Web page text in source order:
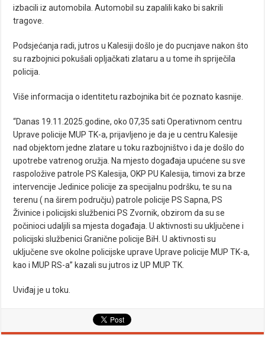
izbacili iz automobila. Automobil su zapalili kako bi sakrili
tragove.
Podsjećanja radi, jutros u Kalesiji došlo je do pucnjave nakon što
su razbojnici pokušali opljačkati zlataru a u tome ih spriječila
policija.
Više informacija o identitetu razbojnika bit će poznato kasnije.
“Danas 19.11.2025.godine, oko 07,35 sati Operativnom centru
Uprave policije MUP TK-a, prijavljeno je da je u centru Kalesije
nad objektom jedne zlatare u toku razbojništvo i da je došlo do
upotrebe vatrenog oružja. Na mjesto događaja upućene su sve
raspoložive patrole PS Kalesija, OKP PU Kalesija, timovi za brze
intervencije Jedinice policije za specijalnu podršku, te su na
terenu ( na širem području) patrole policije PS Sapna, PS
Živinice i policijski službenici PS Zvornik, obzirom da su se
počinioci udaljili sa mjesta događaja. U aktivnosti su uključene i
policijski službenici Granične policije BiH. U aktivnosti su
uključene sve okolne policijske uprave Uprave policije MUP TK-a,
kao i MUP RS-a” kazali su jutros iz UP MUP TK.
Uviđaj je u toku.